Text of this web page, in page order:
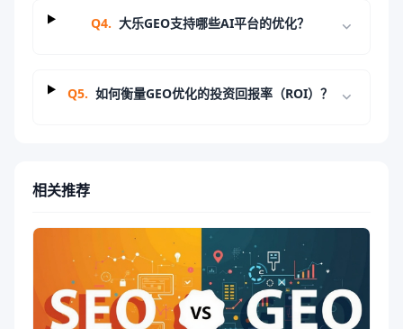
Q4. 大乐GEO支持哪些AI平台的优化？
Q5. 如何衡量GEO优化的投资回报率（ROI）？
相关推荐